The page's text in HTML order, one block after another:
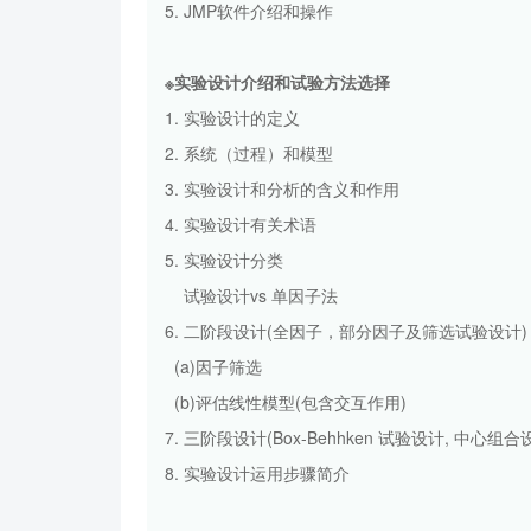
5. JMP软件介绍和操作
※实验设计介绍和试验方法选择
1. 实验设计的定义
2. 系统（过程）和模型
3. 实验设计和分析的含义和作用
4. 实验设计有关术语
5. 实验设计分类
试验设计vs 单因子法
6. 二阶段设计(全因子，部分因子及筛选试验设计)
(a)因子筛选
(b)评估线性模型(包含交互作用)
7. 三阶段设计(Box-Behhken 试验设计, 中心组合
8. 实验设计运用步骤简介